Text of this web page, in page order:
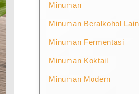
Minuman
Minuman Beralkohol Lain
Minuman Fermentasi
Minuman Koktail
Minuman Modern